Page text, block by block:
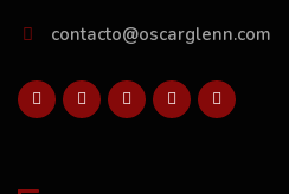
contacto@oscarglenn.com